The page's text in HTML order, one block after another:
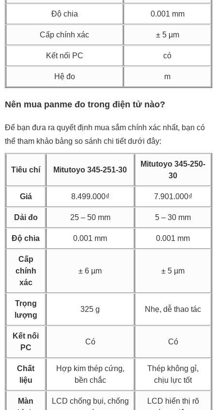
Độ chia 0.001 mm
Cấp chính xác ± 5 μm
Kết nối PC có
Hệ đo m
Nên mua panme đo trong điện tử nào?
Để bạn đưa ra quyết định mua sắm chính xác nhất, bạn có
thể tham khảo bảng so sánh chi tiết dưới đây:
Tiêu chí Mitutoyo 345-251-30
Mitutoyo 345-250-
30
Giá 8.499.000₫ 7.901.000₫
Dải đo 25 – 50 mm 5 – 30 mm
Độ chia 0.001 mm 0.001 mm
Cấp
chính
xác
± 6 µm ± 5 µm
Trọng
lượng
325 g Nhẹ, dễ thao tác
Kết nối
PC
Có Có
Chất
liệu
Hợp kim thép cứng,
bền chắc
Thép không gỉ,
chịu lực tốt
Màn
LCD chống bụi, chống
LCD hiển thị rõ